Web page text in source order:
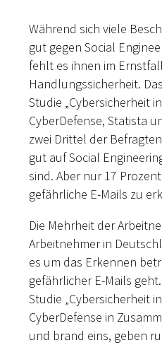
Während sich viele
gut gegen Social
fehlt es ihnen im
Handlungssicherheit.
Studie „Cybersicherheit
CyberDefense, Statista
zwei Drittel der
gut auf Social
sind. Aber nur 17
gefährliche E-Mails zu
Die Mehrheit der
Arbeitnehmer in
es um das Erkennen
gefährlicher E-Mails
Studie „Cybersicherheit
CyberDefense in
und brand eins, geben